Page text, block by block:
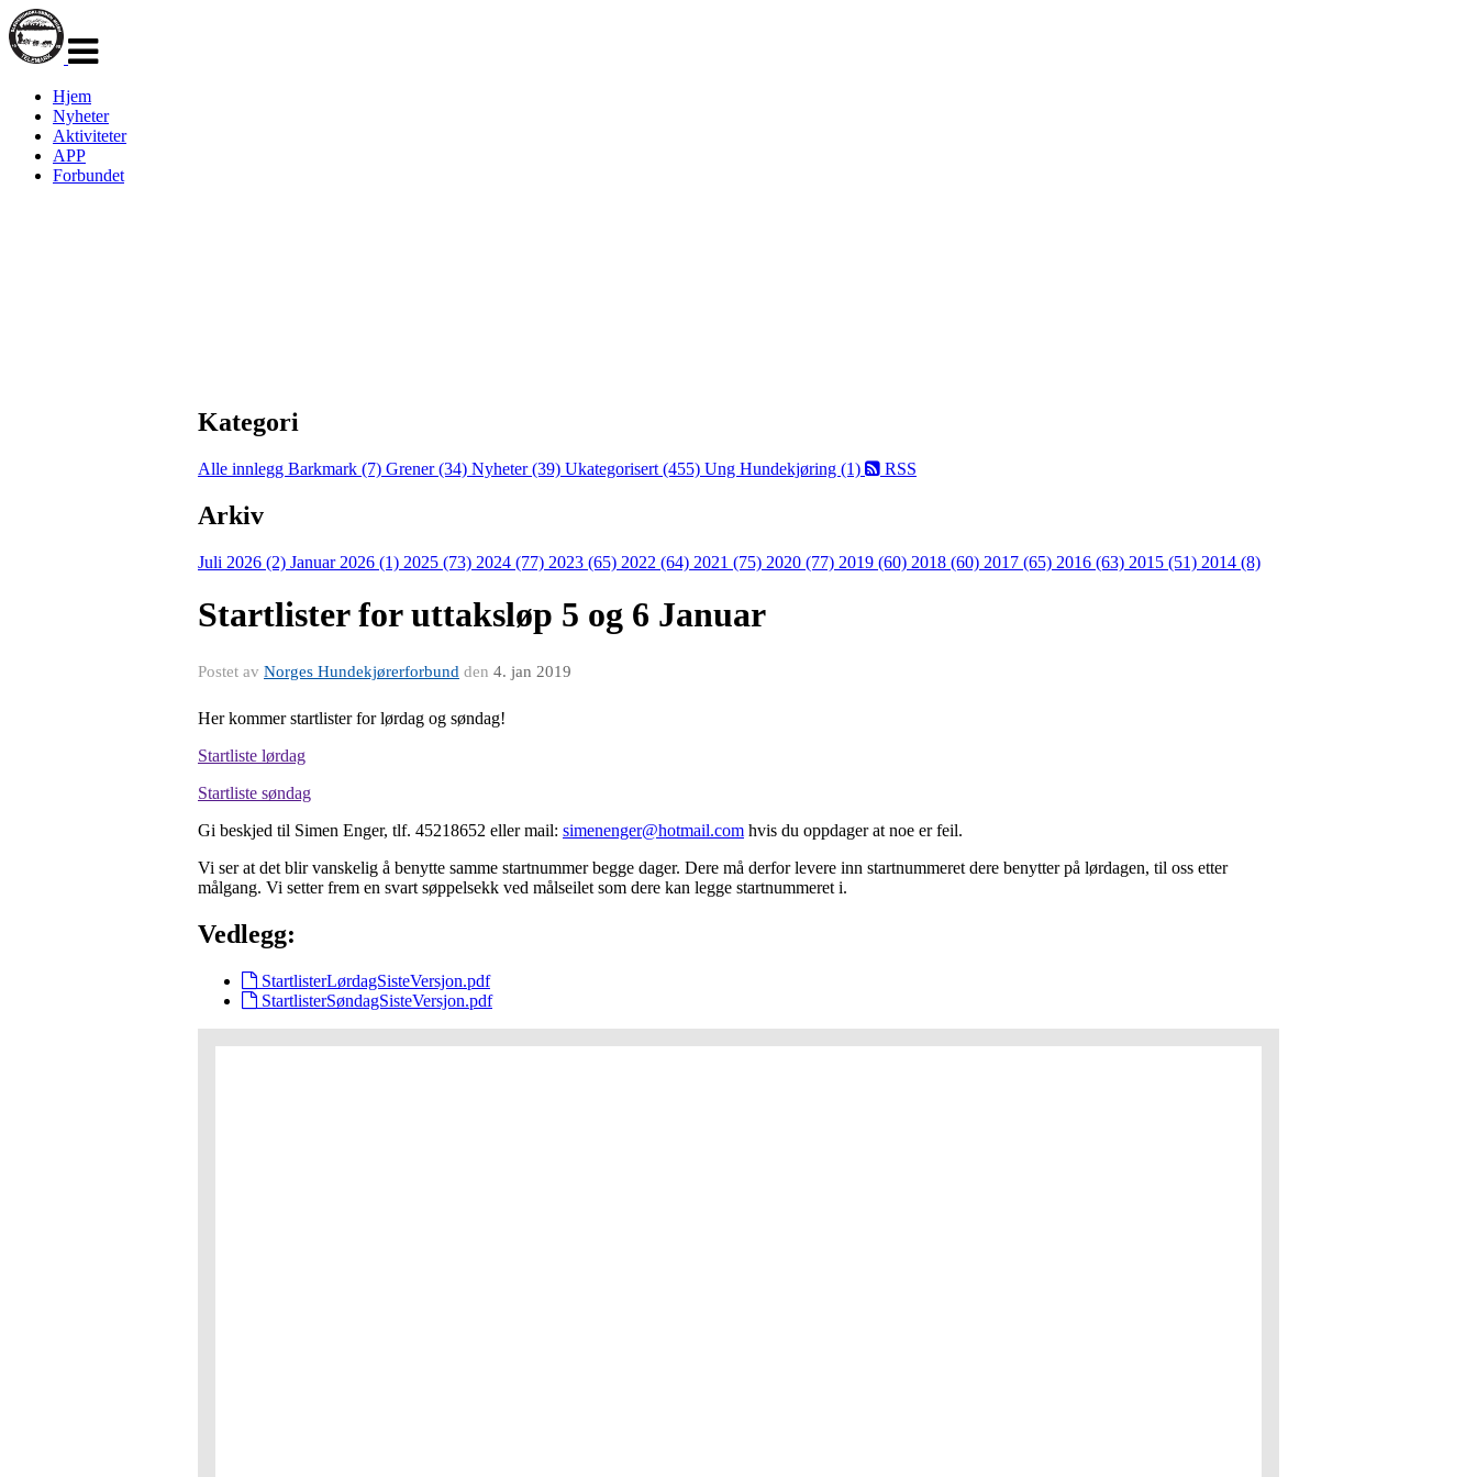
navigasjon
Hjem
Nyheter
Aktiviteter
APP
Forbundet
Kategori
Alle innlegg Barkmark (7) Grener (34) Nyheter (39) Ukategorisert (455) Ung Hundekjøring (1) RSS
Arkiv
Juli 2026 (2) Januar 2026 (1) 2025 (73) 2024 (77) 2023 (65) 2022 (64) 2021 (75) 2020 (77) 2019 (60) 2018 (60) 2017 (65) 2016 (63) 2015 (51) 2014 (8)
Startlister for uttaksløp 5 og 6 Januar
Postet av Norges Hundekjørerforbund den 4. jan 2019
Her kommer startlister for lørdag og søndag!
Startliste lørdag
Startliste søndag
Gi beskjed til Simen Enger, tlf. 45218652 eller mail: simenenger@hotmail.com hvis du oppdager at noe er feil.
Vi ser at det blir vanskelig å benytte samme startnummer begge dager. Dere må derfor levere inn startnummeret dere benytter på lørdagen, til oss etter
målgang. Vi setter frem en svart søppelsekk ved målseilet som dere kan legge startnummeret i.
Vedlegg:
StartlisterLørdagSisteVersjon.pdf
StartlisterSøndagSisteVersjon.pdf